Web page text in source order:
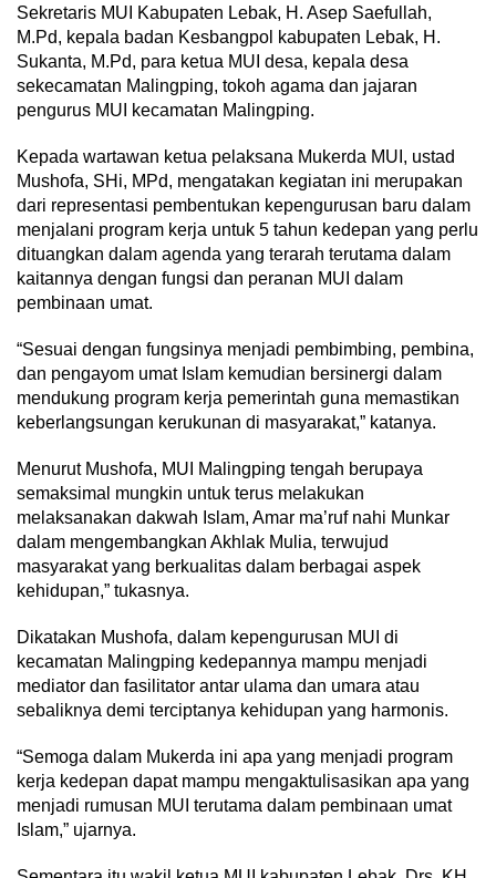
Sekretaris MUI Kabupaten Lebak, H. Asep Saefullah,
M.Pd, kepala badan Kesbangpol kabupaten Lebak, H.
Sukanta, M.Pd, para ketua MUI desa, kepala desa
sekecamatan Malingping, tokoh agama dan jajaran
pengurus MUI kecamatan Malingping.
Kepada wartawan ketua pelaksana Mukerda MUI, ustad
Mushofa, SHi, MPd, mengatakan kegiatan ini merupakan
dari representasi pembentukan kepengurusan baru dalam
menjalani program kerja untuk 5 tahun kedepan yang perlu
dituangkan dalam agenda yang terarah terutama dalam
kaitannya dengan fungsi dan peranan MUI dalam
pembinaan umat.
“Sesuai dengan fungsinya menjadi pembimbing, pembina,
dan pengayom umat Islam kemudian bersinergi dalam
mendukung program kerja pemerintah guna memastikan
keberlangsungan kerukunan di masyarakat,” katanya.
Menurut Mushofa, MUI Malingping tengah berupaya
semaksimal mungkin untuk terus melakukan
melaksanakan dakwah Islam, Amar ma’ruf nahi Munkar
dalam mengembangkan Akhlak Mulia, terwujud
masyarakat yang berkualitas dalam berbagai aspek
kehidupan,” tukasnya.
Dikatakan Mushofa, dalam kepengurusan MUI di
kecamatan Malingping kedepannya mampu menjadi
mediator dan fasilitator antar ulama dan umara atau
sebaliknya demi terciptanya kehidupan yang harmonis.
“Semoga dalam Mukerda ini apa yang menjadi program
kerja kedepan dapat mampu mengaktulisasikan apa yang
menjadi rumusan MUI terutama dalam pembinaan umat
Islam,” ujarnya.